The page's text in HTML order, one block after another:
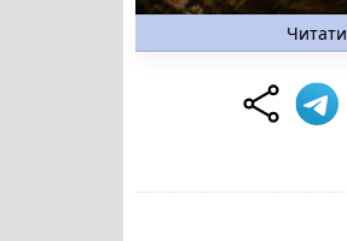
Читати